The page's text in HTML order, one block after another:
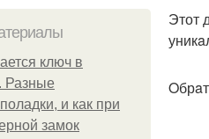
ключ в
Разные
и как при
замок
Этот